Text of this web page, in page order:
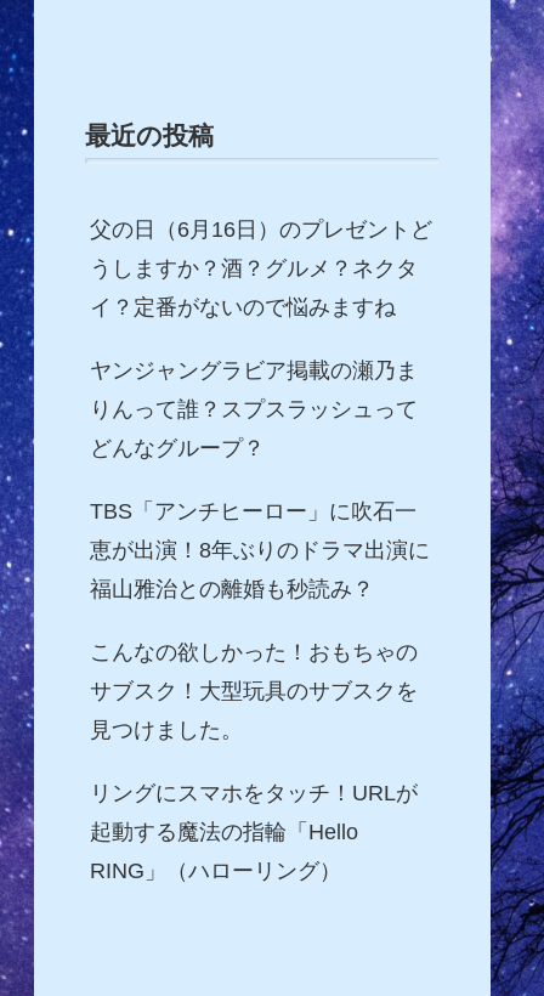
最近の投稿
父の日（6月16日）のプレゼントど
うしますか？酒？グルメ？ネクタ
イ？定番がないので悩みますね
ヤンジャングラビア掲載の瀬乃ま
りんって誰？スプスラッシュって
どんなグループ？
TBS「アンチヒーロー」に吹石一
恵が出演！8年ぶりのドラマ出演に
福山雅治との離婚も秒読み？
こんなの欲しかった！おもちゃの
サブスク！大型玩具のサブスクを
見つけました。
リングにスマホをタッチ！URLが
起動する魔法の指輪「Hello
RING」（ハローリング）